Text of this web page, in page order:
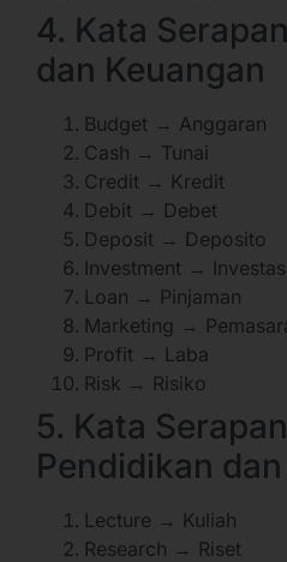
4. Kata
dan Keuangan
Budget → Anggaran
Cash → Tunai
Credit → Kredit
Debit → Debet
Deposit → Deposito
Investment →
Loan → Pinjaman
Marketing →
Profit → Laba
Risk → Risiko
5. Kata
Pendidikan
Lecture → Kuliah
Research → Riset